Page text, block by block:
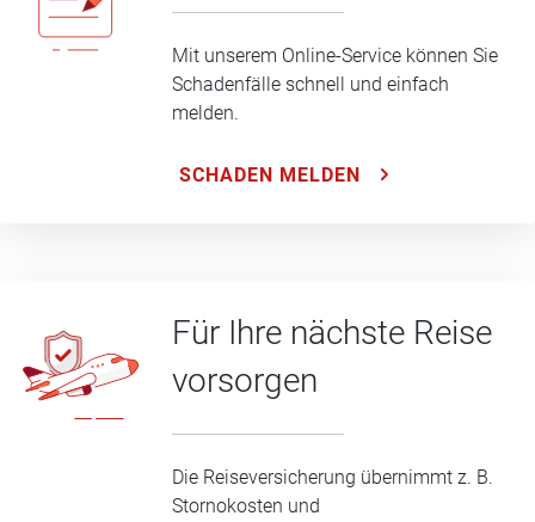
Mit unserem Online-Service können Sie
Schadenfälle schnell und einfach
melden.
SCHADEN MELDEN
Für Ihre nächste Reise
vorsorgen
Die Reiseversicherung übernimmt z. B.
Stornokosten und